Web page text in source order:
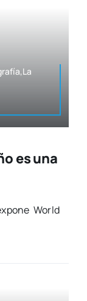
es una
World